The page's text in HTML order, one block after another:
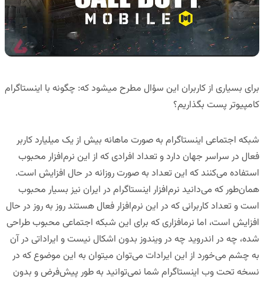
برای بسیاری از کاربران این سؤال مطرح می­شود که: چگونه با اینستاگرام
کامپیوتر پست بگذاریم؟
شبکه اجتماعی اینستاگرام به صورت ماهانه بیش از یک میلیارد کاربر
فعال در سراسر جهان دارد و تعداد افرادی که از این نرم‌افزار محبوب
استفاده می‌کنند که این تعداد به صورت روزانه در حال افزایش است.
همان‌طور که می‌دانید نرم‌افزار اینستاگرام در ایران نیز بسیار محبوب
است و تعداد کاربرانی که در این نرم‌افزار فعال هستند روز به روز در حال
افزایش است، اما نرم­افزاری که برای این شبکه اجتماعی محبوب طراحی
شده، چه در اندروید چه در ویندوز بدون اشکال نیست و ایراداتی در آن
به چشم می‌خورد از این ایرادات می‌توان می­توان به این موضوع که در
نسخه تحت وب اینستاگرام شما نمی‌توانید به طور پیش‌فرض و بدون